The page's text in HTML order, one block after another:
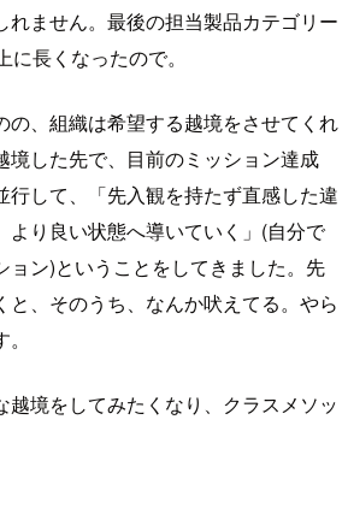
れません。最後の担当製品カテゴリー
長くなったので。
の、組織は希望する越境をさせてくれ
境した先で、目前のミッション達成
行して、「先入観を持たず直感した違
より良い状態へ導いていく」(自分で
ョン)ということをしてきました。先
と、そのうち、なんか吠えてる。やら
越境をしてみたくなり、クラスメソッ